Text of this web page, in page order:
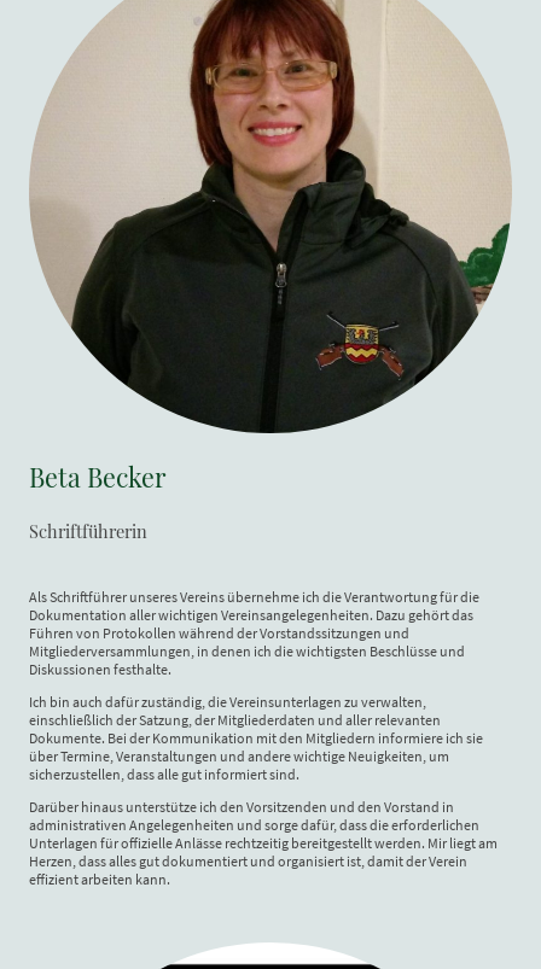
Beta Becker
Schriftführerin
Als Schriftführer unseres Vereins übernehme ich die Verantwortung für die
Dokumentation aller wichtigen Vereinsangelegenheiten. Dazu gehört das
Führen von Protokollen während der Vorstandssitzungen und
Mitgliederversammlungen, in denen ich die wichtigsten Beschlüsse und
Diskussionen festhalte.
Ich bin auch dafür zuständig, die Vereinsunterlagen zu verwalten,
einschließlich der Satzung, der Mitgliederdaten und aller relevanten
Dokumente. Bei der Kommunikation mit den Mitgliedern informiere ich sie
über Termine, Veranstaltungen und andere wichtige Neuigkeiten, um
sicherzustellen, dass alle gut informiert sind.
Darüber hinaus unterstütze ich den Vorsitzenden und den Vorstand in
administrativen Angelegenheiten und sorge dafür, dass die erforderlichen
Unterlagen für offizielle Anlässe rechtzeitig bereitgestellt werden. Mir liegt am
Herzen, dass alles gut dokumentiert und organisiert ist, damit der Verein
effizient arbeiten kann.